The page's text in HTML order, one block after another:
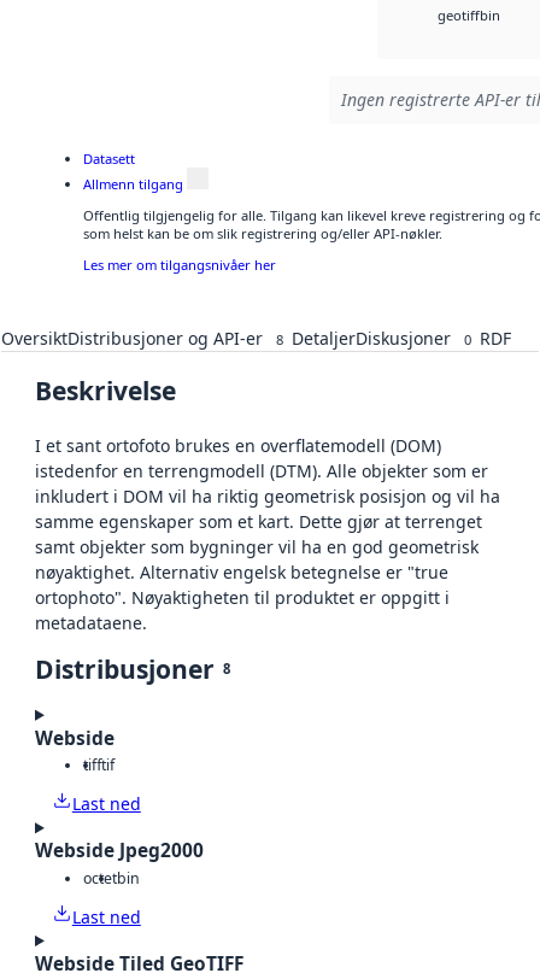
geotiffbin
Ingen registrerte API-er
Datasett
Allmenn tilgang
Offentlig tilgjengelig for alle. Tilgang kan likevel kreve registrering og
som helst kan be om slik registrering og/eller API-nøkler.
Les mer om tilgangsnivåer her
OversiktDistribusjoner og API-er 8 DetaljerDiskusjoner 0 RDF
Beskrivelse
I et sant ortofoto brukes en overflatemodell (DOM)
istedenfor en terrengmodell (DTM). Alle objekter som er
inkludert i DOM vil ha riktig geometrisk posisjon og vil ha
samme egenskaper som et kart. Dette gjør at terrenget
samt objekter som bygninger vil ha en god geometrisk
nøyaktighet. Alternativ engelsk betegnelse er "true
ortophoto". Nøyaktigheten til produktet er oppgitt i
metadataene.
Distribusjoner 8
Webside
tifftif
Last ned
Webside Jpeg2000
octetbin
Last ned
Webside Tiled GeoTIFF